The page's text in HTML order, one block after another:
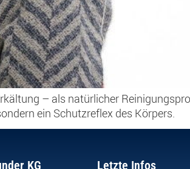
– als natürlicher
ein Schutzreflex des Körpers.
KG Letzte Infos